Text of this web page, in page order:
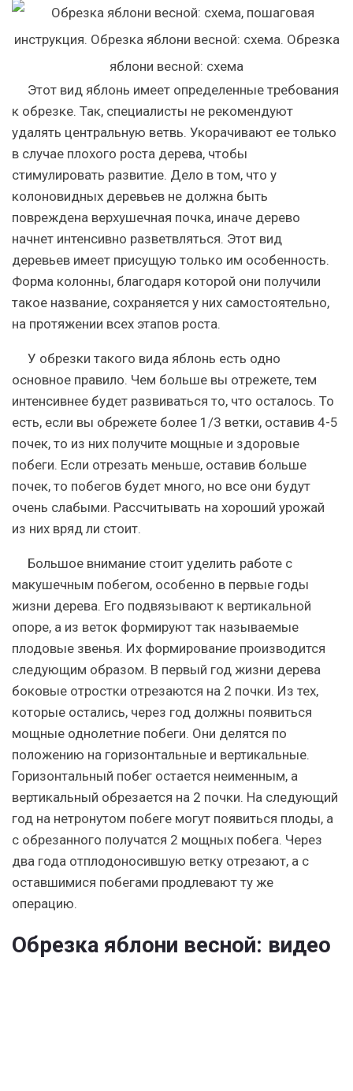
Этот вид яблонь имеет определенные требования
к обрезке. Так, специалисты не рекомендуют
удалять центральную ветвь. Укорачивают ее только
в случае плохого роста дерева, чтобы
стимулировать развитие. Дело в том, что у
колоновидных деревьев не должна быть
повреждена верхушечная почка, иначе дерево
начнет интенсивно разветвляться. Этот вид
деревьев имеет присущую только им особенность.
Форма колонны, благодаря которой они получили
такое название, сохраняется у них самостоятельно,
на протяжении всех этапов роста.
У обрезки такого вида яблонь есть одно
основное правило. Чем больше вы отрежете, тем
интенсивнее будет развиваться то, что осталось. То
есть, если вы обрежете более 1/3 ветки, оставив 4-5
почек, то из них получите мощные и здоровые
побеги. Если отрезать меньше, оставив больше
почек, то побегов будет много, но все они будут
очень слабыми. Рассчитывать на хороший урожай
из них вряд ли стоит.
Большое внимание стоит уделить работе с
макушечным побегом, особенно в первые годы
жизни дерева. Его подвязывают к вертикальной
опоре, а из веток формируют так называемые
плодовые звенья. Их формирование производится
следующим образом. В первый год жизни дерева
боковые отростки отрезаются на 2 почки. Из тех,
которые остались, через год должны появиться
мощные однолетние побеги. Они делятся по
положению на горизонтальные и вертикальные.
Горизонтальный побег остается неименным, а
вертикальный обрезается на 2 почки. На следующий
год на нетронутом побеге могут появиться плоды, а
с обрезанного получатся 2 мощных побега. Через
два года отплодоносившую ветку отрезают, а с
оставшимися побегами продлевают ту же
операцию.
Обрезка яблони весной: видео